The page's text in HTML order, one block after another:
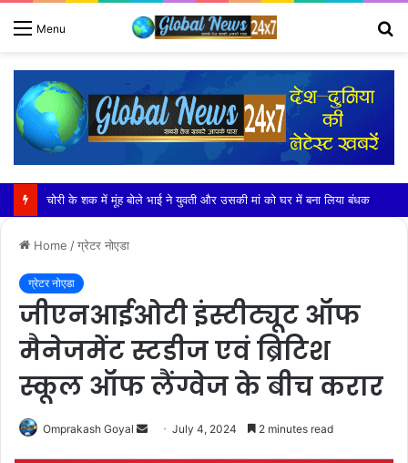
Menu
खेकड़ा में हुआ सरस्वती माताजी के चातुर्मास मंगल कलश स्थापना समारोह का भव्य आयोजन
Home /ग्रेटर नोएडा
ग्रेटर नोएडा
जीएनआईओटी इंस्टीट्यूट ऑफ
मैनेजमेंट स्टडीज एवं ब्रिटिश
स्कूल ऑफ लैंग्वेज के बीच करार
Omprakash Goyal
Send July 4, 2024 2 minutes read